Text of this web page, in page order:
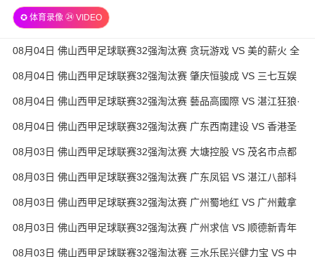
✪ 体育录像 ㉔ VIDEO
08月04日 佛山西甲足球联赛32强淘汰赛 贪玩游戏 VS 美的薪火 全
场录像
08月04日 佛山西甲足球联赛32强淘汰赛 肇庆恒骏成 VS 三七互娱
全场录像
08月04日 佛山西甲足球联赛32强淘汰赛 藝品高國際 VS 湛江狂狼·
粵辉能源 全场录像
08月04日 佛山西甲足球联赛32强淘汰赛 广东西南建设 VS 香港圣
徒 全场录像
08月03日 佛山西甲足球联赛32强淘汰赛 大塘控股 VS 茂名市点都
得 全场录像
08月03日 佛山西甲足球联赛32强淘汰赛 广东凤铝 VS 湛江八部科
技 全场录像
08月03日 佛山西甲足球联赛32强淘汰赛 广州蜀地红 VS 广州戴拿
模 全场录像
08月03日 佛山西甲足球联赛32强淘汰赛 广州求信 VS 顺德新青年
全场录像
08月03日 佛山西甲足球联赛32强淘汰赛 三水乐民兴健力宝 VS 中